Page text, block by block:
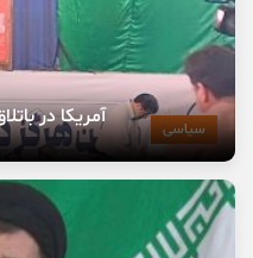
سیاسی آمریکا در